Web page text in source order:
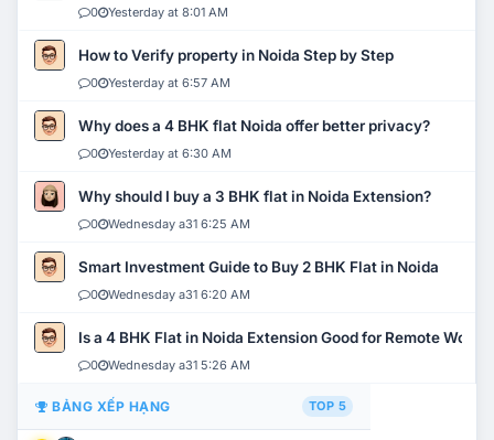
0 Yesterday at 8:01 AM
How to Verify property in Noida Step by Step
0 Yesterday at 6:57 AM
Why does a 4 BHK flat Noida offer better privacy?
0 Yesterday at 6:30 AM
Why should I buy a 3 BHK flat in Noida Extension?
0 Wednesday a31 6:25 AM
Smart Investment Guide to Buy 2 BHK Flat in Noida
0 Wednesday a31 6:20 AM
Is a 4 BHK Flat in Noida Extension Good for Remote Work?
0 Wednesday a31 5:26 AM
BẢNG XẾP HẠNG TOP 5